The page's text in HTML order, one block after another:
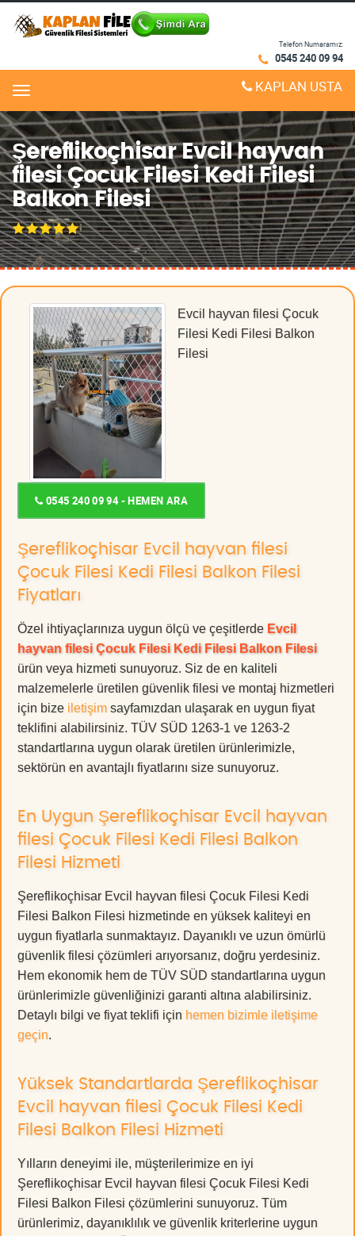
Telefon Numaramız:
0545 240 09 94
Menu KAPLAN USTA
Şereflikoçhisar Evcil hayvan
filesi Çocuk Filesi Kedi Filesi
Balkon Filesi
Evcil hayvan filesi Çocuk
Filesi Kedi Filesi Balkon
Filesi
0545 240 09 94 - HEMEN ARA
Şereflikoçhisar Evcil hayvan filesi
Çocuk Filesi Kedi Filesi Balkon Filesi
Fiyatları
Özel ihtiyaçlarınıza uygun ölçü ve çeşitlerde Evcil
hayvan filesi Çocuk Filesi Kedi Filesi Balkon Filesi
ürün veya hizmeti sunuyoruz. Siz de en kaliteli
malzemelerle üretilen güvenlik filesi ve montaj hizmetleri
için bize iletişim sayfamızdan ulaşarak en uygun fiyat
teklifini alabilirsiniz. TÜV SÜD 1263-1 ve 1263-2
standartlarına uygun olarak üretilen ürünlerimizle,
sektörün en avantajlı fiyatlarını size sunuyoruz.
En Uygun Şereflikoçhisar Evcil hayvan
filesi Çocuk Filesi Kedi Filesi Balkon
Filesi Hizmeti
Şereflikoçhisar Evcil hayvan filesi Çocuk Filesi Kedi
Filesi Balkon Filesi hizmetinde en yüksek kaliteyi en
uygun fiyatlarla sunmaktayız. Dayanıklı ve uzun ömürlü
güvenlik filesi çözümleri arıyorsanız, doğru yerdesiniz.
Hem ekonomik hem de TÜV SÜD standartlarına uygun
ürünlerimizle güvenliğinizi garanti altına alabilirsiniz.
Detaylı bilgi ve fiyat teklifi için hemen bizimle iletişime
geçin.
Yüksek Standartlarda Şereflikoçhisar
Evcil hayvan filesi Çocuk Filesi Kedi
Filesi Balkon Filesi Hizmeti
Yılların deneyimi ile, müşterilerimize en iyi
Şereflikoçhisar Evcil hayvan filesi Çocuk Filesi Kedi
Filesi Balkon Filesi çözümlerini sunuyoruz. Tüm
ürünlerimiz, dayanıklılık ve güvenlik kriterlerine uygun